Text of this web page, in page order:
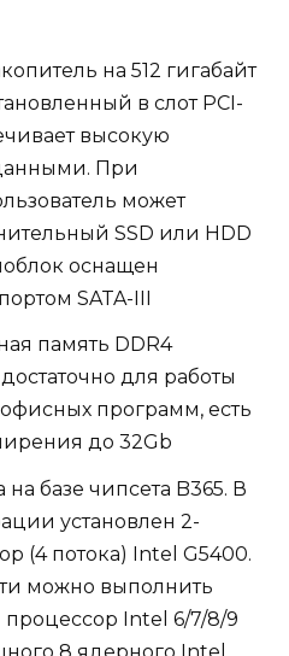
на 512 гигабайт
в слот PCI-
высокую
При
может
SSD или HDD
оснащен
SATA-III
память DDR4
для работы
программ, есть
до 32Gb
на базе чипсета B365. В
установлен 2-
(4 потока) Intel G5400.
можно выполнить
Intel 6/7/8/9
8 ядерного Intel